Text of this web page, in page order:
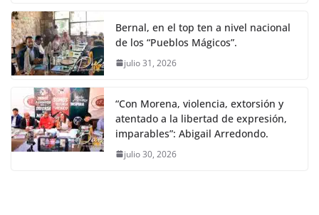
Bernal, en el top ten a nivel nacional
de los “Pueblos Mágicos”.
julio 31, 2026
“Con Morena, violencia, extorsión y
atentado a la libertad de expresión,
imparables”: Abigail Arredondo.
julio 30, 2026